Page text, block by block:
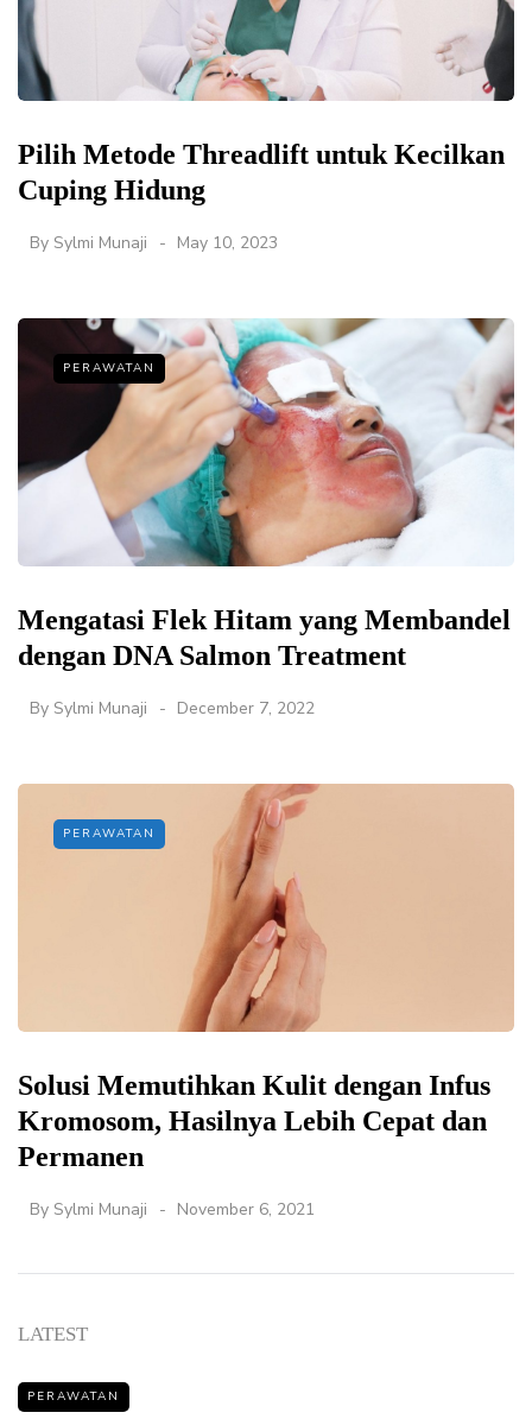
Pilih Metode Threadlift untuk Kecilkan
Cuping Hidung
By Sylmi Munaji May 10, 2023
PERAWATAN
Mengatasi Flek Hitam yang Membandel
dengan DNA Salmon Treatment
By Sylmi Munaji December 7, 2022
PERAWATAN
Solusi Memutihkan Kulit dengan Infus
Kromosom, Hasilnya Lebih Cepat dan
Permanen
By Sylmi Munaji November 6, 2021
LATEST
PERAWATAN